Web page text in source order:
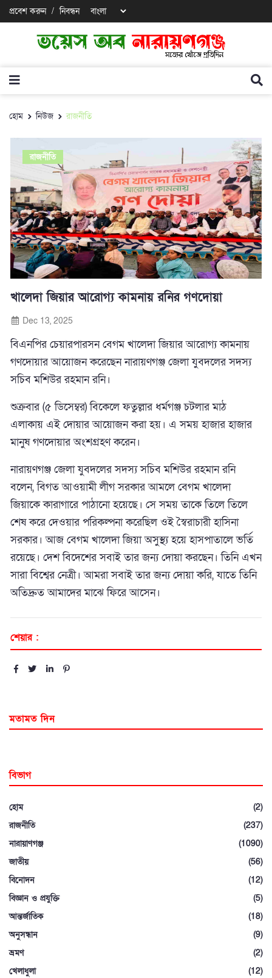
প্রবেশ করুন / নিবন্ধন
হোম নিউজ রাজনীতি
রাজনীতি
খালেদা জিয়ার আরোগ্য কামনায় রনির গণদোয়া
Dec 13, 2025
বিএনপির চেয়ারপারসন বেগম খালেদা জিয়ার আরোগ্য কামনায়
গণদোয়ার আয়োজন করেছেন নারায়ণগঞ্জ জেলা যুবদলের সদস্য
সচিব মশিউর রহমান রনি।
শুক্রবার (৫ ডিসেম্বর) বিকেলে ফতুল্লার ধর্মগঞ্জ চটলার মাঠ
এলাকায় এই দোয়ার আয়োজন করা হয়। এ সময় হাজার হাজার
মানুষ গণদোয়ার অংশগ্রহণ করেন।
নারায়ণগঞ্জ জেলা যুবদলের সদস্য সচিব মশিউর রহমান রনি
বলেন, বিগত আওয়ামী লীগ সরকার আমলে বেগম খালেদা
জিয়াকে কারাগারে পাঠানো হয়েছে। সে সময় তাকে তিলে তিলে
শেষ করে দেওয়ার পরিকল্পনা করেছিল ওই স্বৈরাচারী হাসিনা
সরকার। আজ বেগম খালেদা জিয়া অসুস্থ্য হয়ে হাসপাতালে ভর্তি
রয়েছে। দেশ বিদেশের সবাই তার জন্য দোয়া করছেন। তিনি এখন
সারা বিশ্বের নেত্রী। আমরা সবাই তার জন্য দোয়া করি, যাতে তিনি
অতিদ্রুত আমাদের মাঝে ফিরে আসেন।
শেয়ার :
মতামত দিন
বিভাগ
হোম
(2)
রাজনীতি
(237)
নারায়াণগঞ্জ
(1090)
জাতীয়
(56)
বিনোদন
(12)
বিজ্ঞান ও প্রযুক্তি
(5)
আন্তর্জাতিক
(18)
অনুসন্ধান
(9)
ভ্রমণ
(2)
খেলাধুলা
(12)